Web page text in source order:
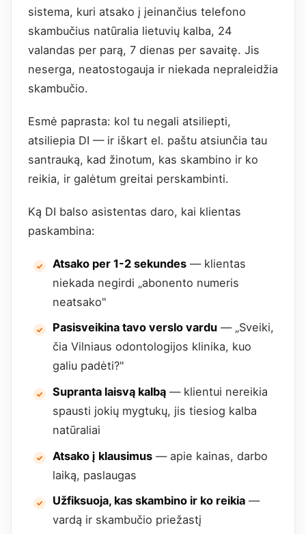
sistema, kuri atsako į įeinančius telefono
skambučius natūralia lietuvių kalba, 24
valandas per parą, 7 dienas per savaitę. Jis
neserga, neatostogauja ir niekada nepraleidžia
skambučio.
Esmė paprasta: kol tu negali atsiliepti,
atsiliepia DI — ir iškart el. paštu atsiunčia tau
santrauką, kad žinotum, kas skambino ir ko
reikia, ir galėtum greitai perskambinti.
Ką DI balso asistentas daro, kai klientas
paskambina:
Atsako per 1-2 sekundes — klientas
niekada negirdi „abonento numeris
neatsako"
Pasisveikina tavo verslo vardu — „Sveiki,
čia Vilniaus odontologijos klinika, kuo
galiu padėti?"
Supranta laisvą kalbą — klientui nereikia
spausti jokių mygtukų, jis tiesiog kalba
natūraliai
Atsako į klausimus — apie kainas, darbo
laiką, paslaugas
Užfiksuoja, kas skambino ir ko reikia —
vardą ir skambučio priežastį